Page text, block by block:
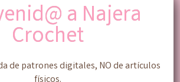
resultado
a Najera
Crochet
de patrones digitales, NO de artículos